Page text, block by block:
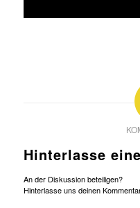
Hinterlasse
An der Diskussion beteiligen?
Hinterlasse uns deinen